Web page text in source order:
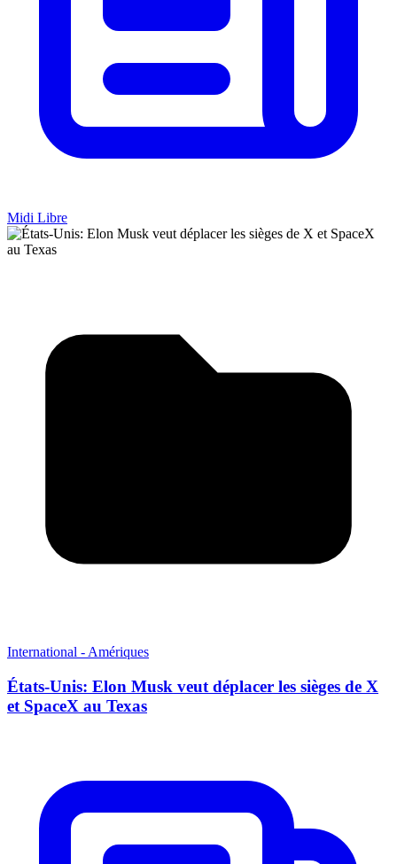
Midi Libre
International - Amériques
États-Unis: Elon Musk veut déplacer les sièges de X
et SpaceX au Texas